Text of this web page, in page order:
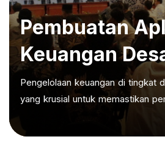
Pembuatan
Keuangan
Pengelolaan keuangan di tingkat
yang krusial untuk memastikan